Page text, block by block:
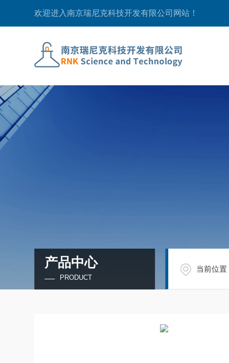
欢迎进入南京瑞尼克科技开发有限公司网站！
产品中心
PRODUCT
当前位置